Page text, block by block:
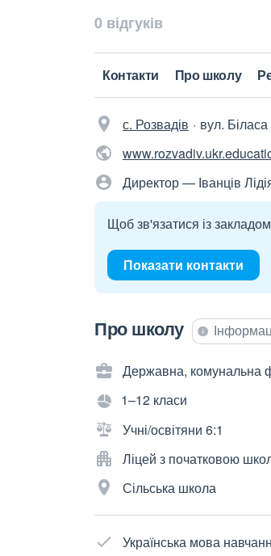
0 відгуків
Контакти Про школу
с. Розвадів вул.
Директор — Іванців
Щоб зв'язатися із
Показати контакти
Про школу
Державна, комунальна
1–12 класи
Учні/освітяни 6:1
Ліцей з початковою
Сільська школа
Українська мова